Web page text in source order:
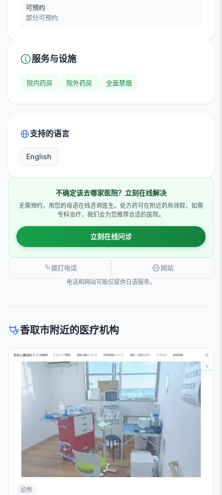
可预约
部分可预约
服务与设施
院内药房 院外药房 全面禁烟
支持的语言
English
不确定该去哪家医院？立刻在线解决
无需预约，用您的母语在线咨询医生。处方药可在附近药局领取，如需
专科治疗，我们会为您推荐合适的医院。
立刻在线问诊
拨打电话 网站
电话和网站可能仅提供日语服务。
香取市附近的医疗机构
诊所